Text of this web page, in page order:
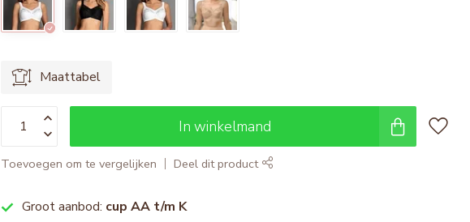
Maattabel
In winkelmand
Toevoegen om te vergelijken Deel dit product
Groot aanbod: cup AA t/m K